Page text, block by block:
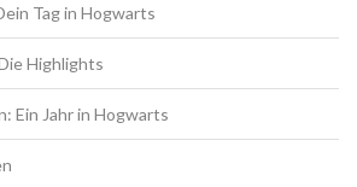
Tag in Hogwarts
Highlights
Ein Jahr in Hogwarts